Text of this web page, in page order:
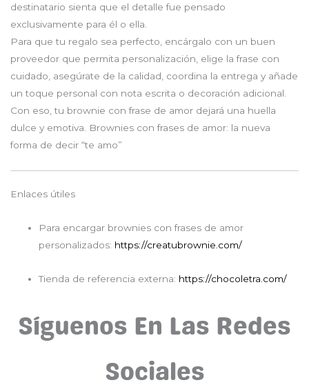
destinatario sienta que el detalle fue pensado
exclusivamente para él o ella.
Para que tu regalo sea perfecto, encárgalo con un buen
proveedor que permita personalización, elige la frase con
cuidado, asegúrate de la calidad, coordina la entrega y añade
un toque personal con nota escrita o decoración adicional.
Con eso, tu brownie con frase de amor dejará una huella
dulce y emotiva. Brownies con frases de amor: la nueva
forma de decir “te amo”
Enlaces útiles
Para encargar brownies con frases de amor
personalizados: https://creatubrownie.com/
Tienda de referencia externa: https://chocoletra.com/
Síguenos En Las Redes
Sociales